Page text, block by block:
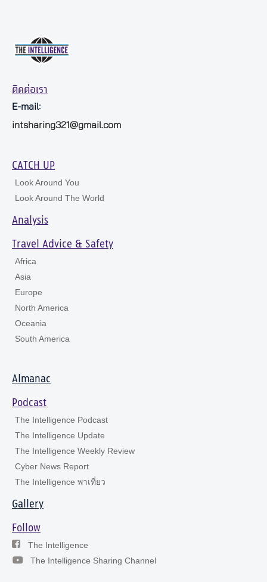
ติดต่อเรา
E-mail:
intsharing321@gmail.com
CATCH UP
Look Around You
Look Around The World
Analysis
Travel Advice & Safety
Africa
Asia
Europe
North America
Oceania
South America
Almanac
Podcast
The Intelligence Podcast
The Intelligence Update
The Intelligence Weekly Review
Cyber News Report
The Intelligence พาเที่ยว
Gallery
Follow
The Intelligence
The Intelligence Sharing Channel